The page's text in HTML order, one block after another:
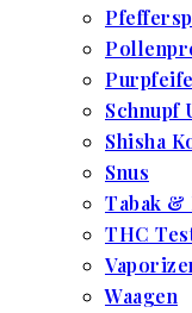
Schnupf
Shisha
Snus
Tabak &
THC
Waagen